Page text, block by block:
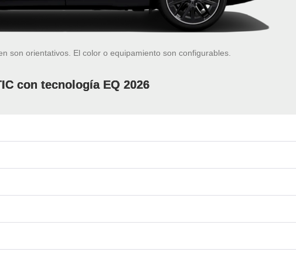
son orientativos. El color o equipamiento son configurables.
con tecnología EQ 2026